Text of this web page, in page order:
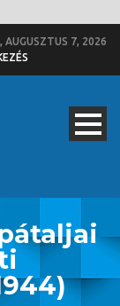
AUGUSZTUS 7, 2026